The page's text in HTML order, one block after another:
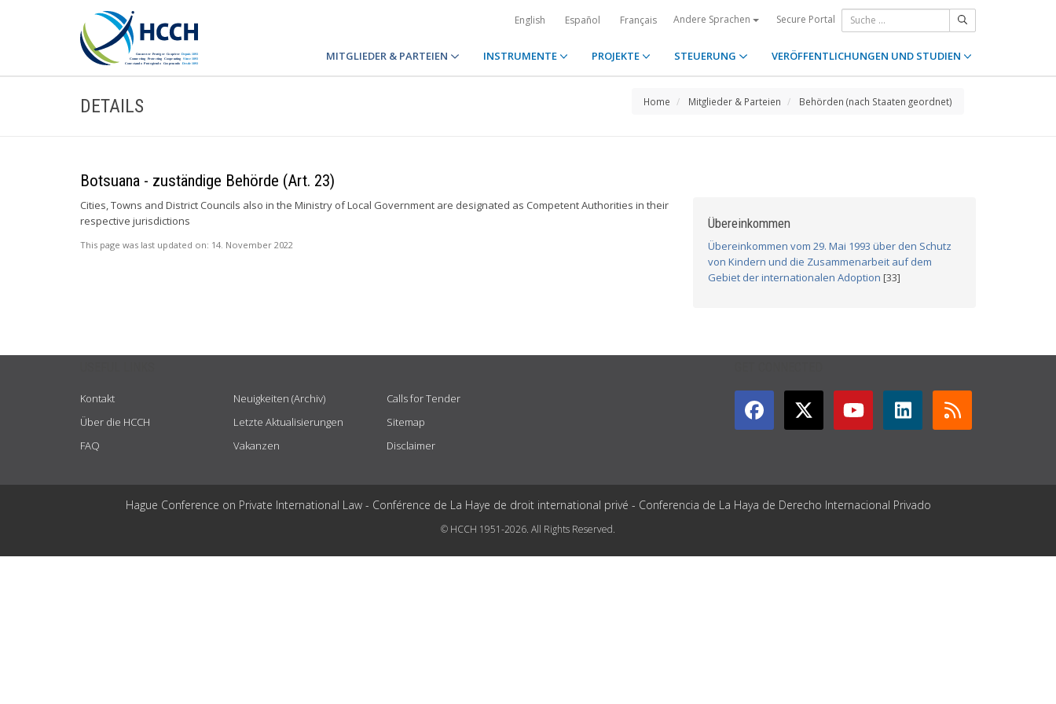
English Español Français Andere Sprachen Secure Portal
MITGLIEDER & PARTEIEN INSTRUMENTE PROJEKTE STEUERUNG VERÖFFENTLICHUNGEN UND STUDIEN
DETAILS Home Mitglieder & Parteien Behörden (nach Staaten geordnet)
Botsuana - zuständige Behörde (Art. 23)
Cities, Towns and District Councils also in the Ministry of Local Government are designated as Competent Authorities in their
respective jurisdictions
This page was last updated on: 14. November 2022
Übereinkommen
Übereinkommen vom 29. Mai 1993 über den Schutz
von Kindern und die Zusammenarbeit auf dem
Gebiet der internationalen Adoption [33]
Kontakt
Über die HCCH
FAQ
Neuigkeiten (Archiv)
Letzte Aktualisierungen
Vakanzen
Calls for Tender
Sitemap
Disclaimer
Hague Conference on Private International Law - Conférence de La Haye de droit international privé - Conferencia de La Haya de Derecho Internacional Privado
© HCCH 1951-2026. All Rights Reserved.